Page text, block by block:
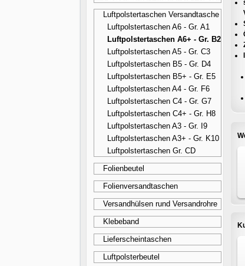
Luftpolstertaschen Versandtasche
Luftpolstertaschen A6 - Gr. A1
Luftpolstertaschen A6+ - Gr. B2
Luftpolstertaschen A5 - Gr. C3
Luftpolstertaschen B5 - Gr. D4
Luftpolstertaschen B5+ - Gr. E5
Luftpolstertaschen A4 - Gr. F6
Luftpolstertaschen C4 - Gr. G7
Luftpolstertaschen C4+ - Gr. H8
Luftpolstertaschen A3 - Gr. I9
Luftpolstertaschen A3+ - Gr. K10
Luftpolstertaschen Gr. CD
Folienbeutel
Folienversandtaschen
Versandhülsen rund Versandrohre
Klebeband
Lieferscheintaschen
Luftpolsterbeutel